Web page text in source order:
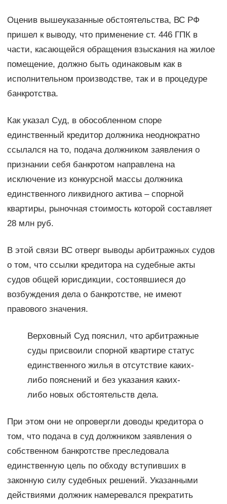
Оценив вышеуказанные обстоятельства, ВС РФ
пришел к выводу, что применение ст. 446 ГПК в
части, касающейся обращения взыскания на жилое
помещение, должно быть одинаковым как в
исполнительном производстве, так и в процедуре
банкротства.
Как указал Суд, в обособленном споре
единственный кредитор должника неоднократно
ссылался на то, подача должником заявления о
признании себя банкротом направлена на
исключение из конкурсной массы должника
единственного ликвидного актива – спорной
квартиры, рыночная стоимость которой составляет
28 млн руб.
В этой связи ВС отверг выводы арбитражных судов
о том, что ссылки кредитора на судебные акты
судов общей юрисдикции, состоявшиеся до
возбуждения дела о банкротстве, не имеют
правового значения.
Верховный Суд пояснил, что арбитражные
суды присвоили спорной квартире статус
единственного жилья в отсутствие каких-
либо пояснений и без указания каких-
либо новых обстоятельств дела.
При этом они не опровергли доводы кредитора о
том, что подача в суд должником заявления о
собственном банкротстве преследовала
единственную цель по обходу вступивших в
законную силу судебных решений. Указанными
действиями должник намеревался прекратить